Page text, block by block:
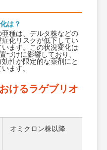
は？
種は、デルタ株などの
化リスクが低下してい
ます。この状況変化は
づけに影響しており、
性が限定的な薬剤にと
ます。
けるラゲブリオ
オミクロン株以降